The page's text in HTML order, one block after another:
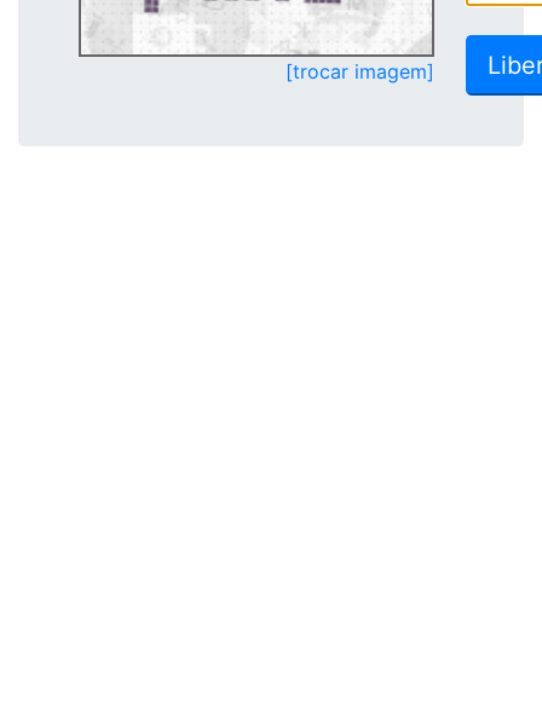
[trocar imagem]